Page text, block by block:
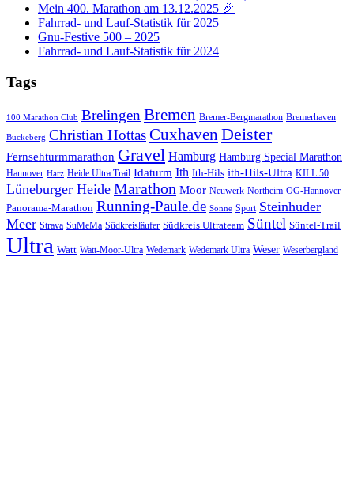
Mein 400. Marathon am 13.12.2025 🎉
Fahrrad- und Lauf-Statistik für 2025
Gnu-Festive 500 – 2025
Fahrrad- und Lauf-Statistik für 2024
Tags
100 Marathon Club BrelingenBremen Bremer-Bergmarathon Bremerhaven
Bückeberg Christian HottasCuxhaven Deister
Fernsehturmmarathon Gravel Hamburg Hamburg Special Marathon
Hannover Harz Heide Ultra Trail Idaturm Ith Ith-Hils ith-Hils-Ultra KILL 50
Lüneburger Heide Marathon Moor Neuwerk Northeim OG-Hannover
Panorama-Marathon Running-Paule.de Sonne Sport Steinhuder
Meer Strava SuMeMa Südkreisläufer Südkreis Ultrateam Süntel Süntel-Trail
Ultra Watt Watt-Moor-Ultra Wedemark Wedemark Ultra Weser Weserbergland